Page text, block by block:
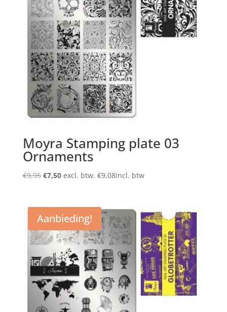
Moyra Stamping plate 03
Ornaments
€9,95 Oorspronkelijke
€9,95.
€7,50Huidige
€7,50.
excl. btw. €9,08incl. btw
Aanbieding!